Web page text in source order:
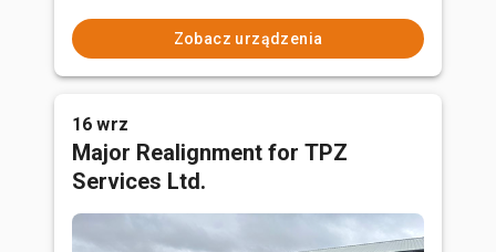
Zobacz urządzenia
16 wrz
Major Realignment for TPZ
Services Ltd.